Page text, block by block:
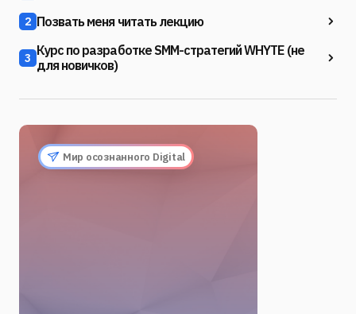
2 Позвать меня читать лекцию
3 Курс по разработке SMM-стратегий WHYTE (не
для новичков)
Мир осознанного Digital